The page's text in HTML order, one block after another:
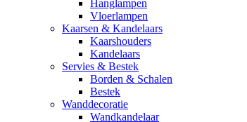
Hanglampen
Vloerlampen
Kaarsen & Kandelaars
Kaarshouders
Kandelaars
Servies & Bestek
Borden & Schalen
Bestek
Wanddecoratie
Wandkandelaar